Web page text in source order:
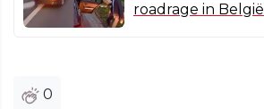
roadrage in België
0